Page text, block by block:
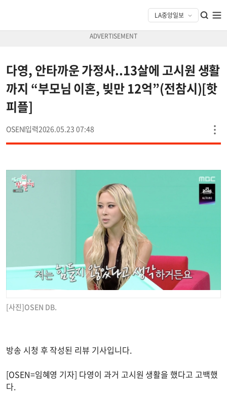
다영, 안타까운 가정사..13살에 고시원 생활
까지 “부모님 이혼, 빚만 12억”(전참시)[핫
피플]
OSEN 2026.05.23 07:48
[사진]OSEN DB.
방송 시청 후 작성된 리뷰 기사입니다.
[OSEN=임혜영 기자] 다영이 과거 고시원 생활을 했다고 고백했
다.